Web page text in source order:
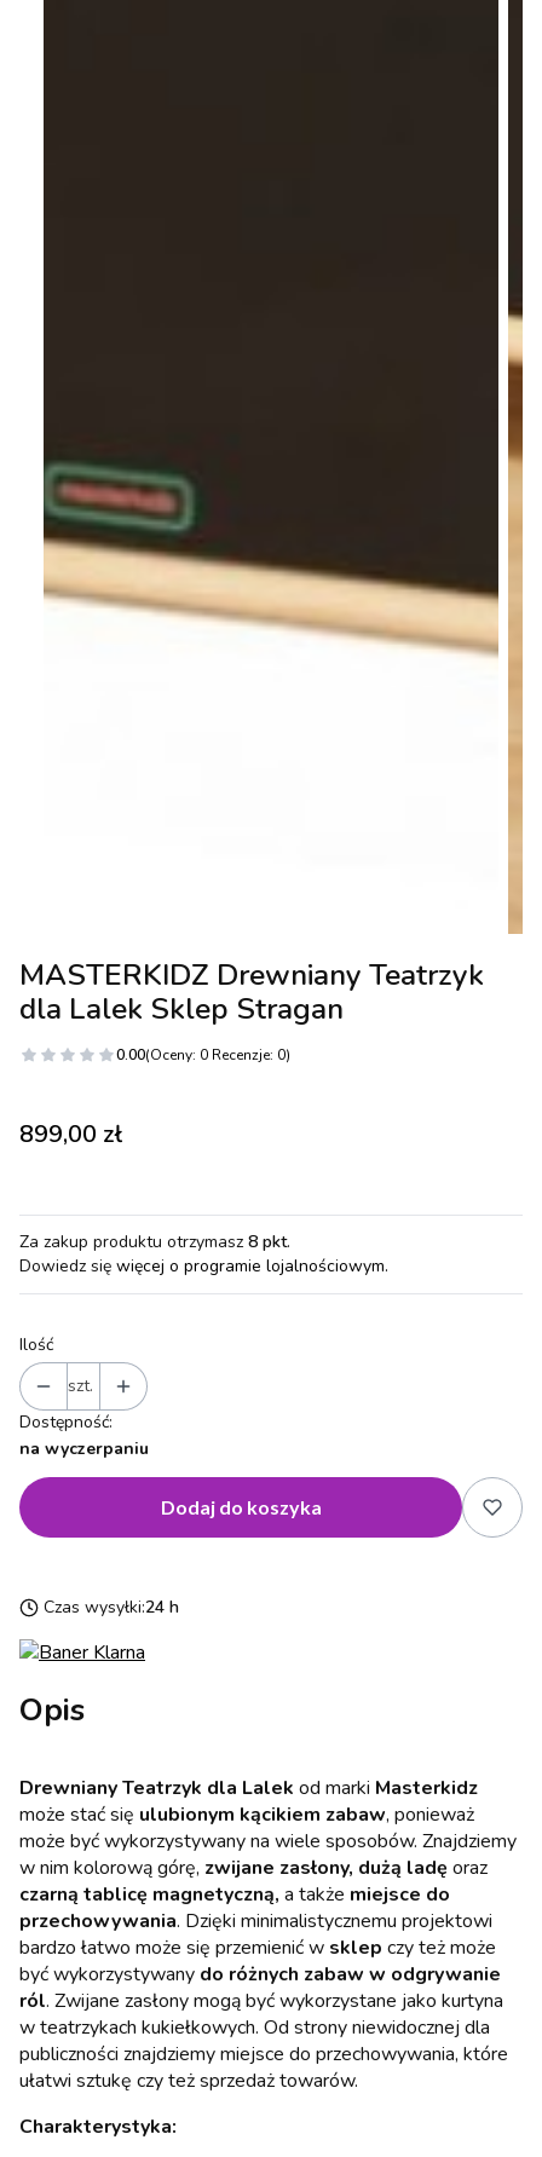
MASTERKIDZ Drewniany Teatrzyk
dla Lalek Sklep Stragan
0.00(Oceny: 0 Recenzje: 0)
Cena
899,00 zł
Za zakup produktu otrzymasz 8 pkt.
Dowiedz się więcej o programie lojalnościowym.
Ilość
szt.
Dostępność:
na wyczerpaniu
Dodaj do koszyka
Czas wysyłki:24 h
Opis
Drewniany Teatrzyk dla Lalek od marki Masterkidz
może stać się ulubionym kącikiem zabaw, ponieważ
może być wykorzystywany na wiele sposobów. Znajdziemy
w nim kolorową górę, zwijane zasłony, dużą ladę oraz
czarną tablicę magnetyczną, a także miejsce do
przechowywania. Dzięki minimalistycznemu projektowi
bardzo łatwo może się przemienić w sklep czy też może
być wykorzystywany do różnych zabaw w odgrywanie
ról. Zwijane zasłony mogą być wykorzystane jako kurtyna
w teatrzykach kukiełkowych. Od strony niewidocznej dla
publiczności znajdziemy miejsce do przechowywania, które
ułatwi sztukę czy też sprzedaż towarów.
Charakterystyka: